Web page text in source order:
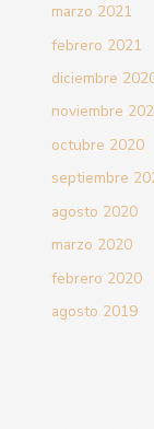
marzo 2021
febrero 2021
diciembre
noviembre
octubre 2020
septiembre
agosto 2020
marzo 2020
febrero 2020
agosto 2019